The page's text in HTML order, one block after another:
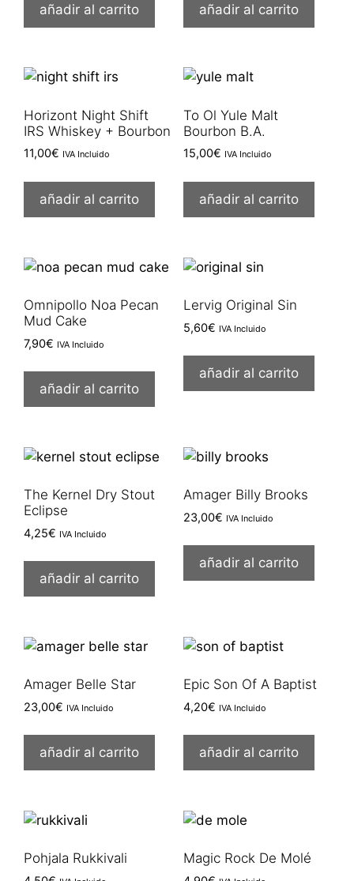
añadir al carrito añadir al carrito
Horizont Night Shift
IRS Whiskey + Bourbon
11,00€ IVA Incluido
añadir al carrito
To Ol Yule Malt
Bourbon B.A.
15,00€ IVA Incluido
añadir al carrito
Omnipollo Noa Pecan
Mud Cake
7,90€ IVA Incluido
añadir al carrito
Lervig Original Sin
5,60€ IVA Incluido
añadir al carrito
The Kernel Dry Stout
Eclipse
4,25€ IVA Incluido
añadir al carrito
Amager Billy Brooks
23,00€ IVA Incluido
añadir al carrito
Amager Belle Star
23,00€ IVA Incluido
añadir al carrito
Epic Son Of A Baptist
4,20€ IVA Incluido
añadir al carrito
Pohjala Rukkivali Magic Rock De Molé